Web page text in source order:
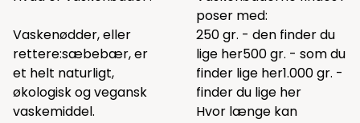
Vaskenødder, eller
rettere:sæbebær, er
et helt naturligt,
økologisk og vegansk
vaskemiddel.
poser med:
250 gr. - den finder du
lige her500 gr. - som du
finder lige her1.000 gr. -
finder du lige her
Hvor længe kan